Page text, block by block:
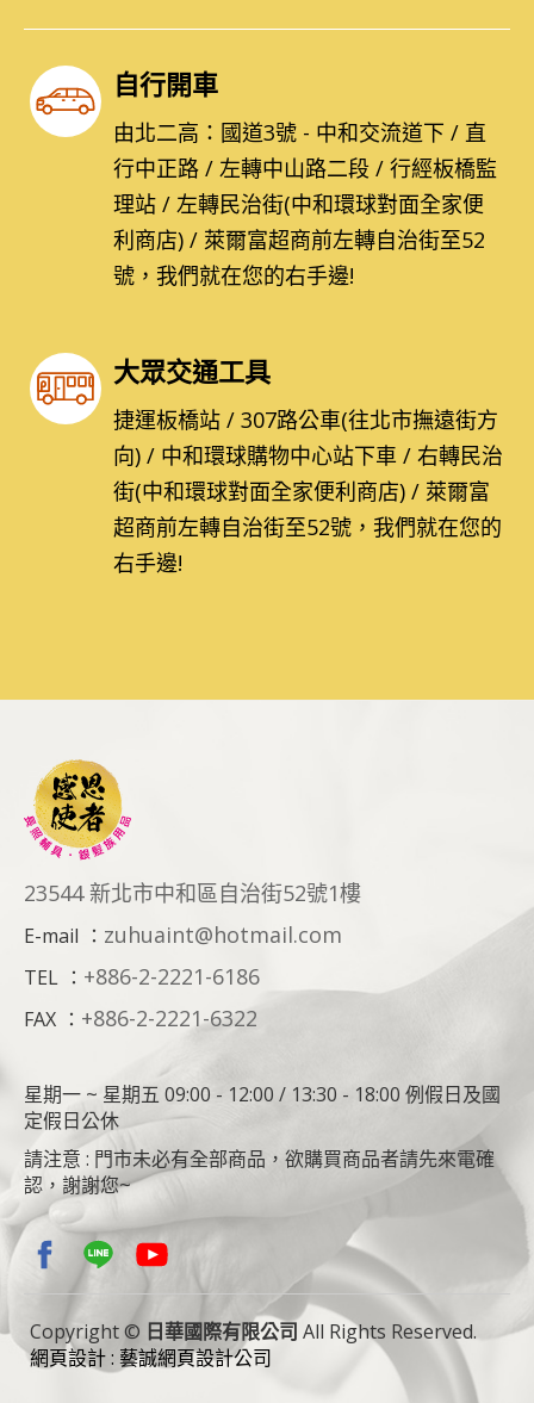
自行開車
由北二高：國道3號 - 中和交流道下 / 直
行中正路 / 左轉中山路二段 / 行經板橋監
理站 / 左轉民治街(中和環球對面全家便
利商店) / 萊爾富超商前左轉自治街至52
號，我們就在您的右手邊!
大眾交通工具
捷運板橋站 / 307路公車(往北市撫遠街方
向) / 中和環球購物中心站下車 / 右轉民治
街(中和環球對面全家便利商店) / 萊爾富
超商前左轉自治街至52號，我們就在您的
右手邊!
23544 新北市中和區自治街52號1樓
E-mail ： zuhuaint@hotmail.com
TEL ： +886-2-2221-6186
FAX ： +886-2-2221-6322
星期一 ~ 星期五 09:00 - 12:00 / 13:30 - 18:00 例假日及國
定假日公休
請注意 : 門市未必有全部商品，欲購買商品者請先來電確
認，謝謝您~
Copyright © 日華國際有限公司 All Rights Reserved.
網頁設計 : 藝誠網頁設計公司